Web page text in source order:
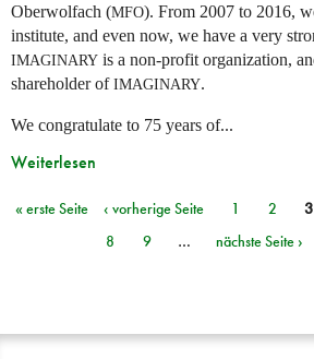
Oberwolfach (MFO). From 2007 to 2016,
institute, and even now, we have a very
IMAGINARY is a non-profit organization,
shareholder ofIMAGINARY.
We congratulate to 75 years of...
Weiterlesen
Seiten
« erste Seite ‹ vorherige Seite 1 2 3
8
9 … nächste Seite ›